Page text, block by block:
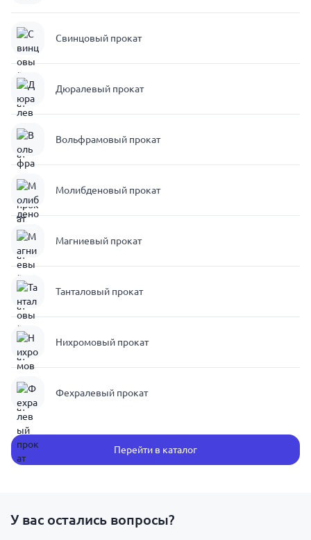
Свинцовый прокат
Дюралевый прокат
Вольфрамовый прокат
Молибденовый прокат
Магниевый прокат
Танталовый прокат
Нихромовый прокат
Фехралевый прокат
Перейти в каталог
У вас остались вопросы?